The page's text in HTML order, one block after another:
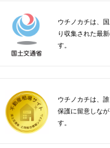
ウチノカチは、
り収集された最
す。
ウチノカチは、
保護に留意しな
す。